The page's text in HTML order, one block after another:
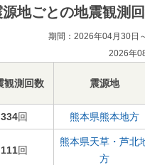
源地ごとの地震観測
期間：2026年04月30日
2026年
観測回数 震源地
334回 熊本県熊本地方
111回
熊本県天草・芦北
方